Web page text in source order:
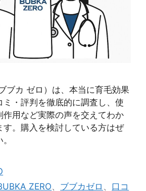
ブカ ゼロ）は、本当に育毛効果
ミ・評判を徹底的に調査し、使
作用など実際の声を交えてわか
す。購入を検討している方はぜ
ZERO、 ブブカゼロ 、 口コ